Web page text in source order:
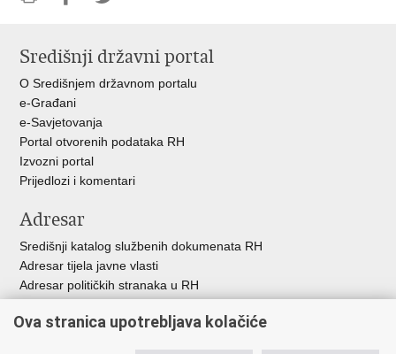
FacebookuTwitteru
Središnji državni portal
O Središnjem državnom portalu
e-Građani
e-Savjetovanja
Portal otvorenih podataka RH
Izvozni portal
Prijedlozi i komentari
Adresar
Središnji katalog službenih dokumenata RH
Adresar tijela javne vlasti
Adresar političkih stranaka u RH
Besplatni telefoni javne uprave
Ova stranica upotrebljava kolačiće